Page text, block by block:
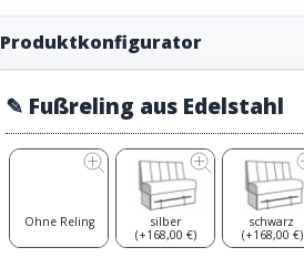
Produktkonfigurator
✎ Fußreling aus Edelstahl
Ohne Reling
silber
(+168,00 €)
schwarz
(+168,00 €)